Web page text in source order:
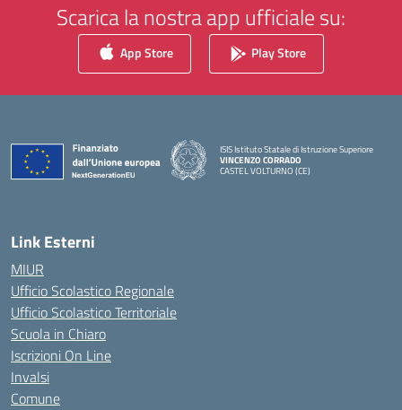
Scarica la nostra app ufficiale su:
App Store Play Store
ISIS Istituto Statale di Istruzione Superiore
VINCENZO CORRADO
CASTEL VOLTURNO (CE)
Link Esterni
MIUR
Ufficio Scolastico Regionale
Ufficio Scolastico Territoriale
Scuola in Chiaro
Iscrizioni On Line
Invalsi
Comune